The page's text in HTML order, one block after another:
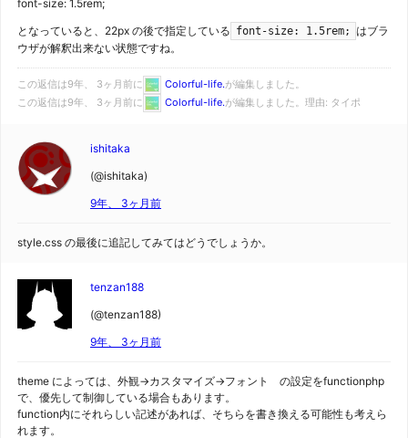
font-size: 1.5rem;
となっていると、22px の後で指定している font-size: 1.5rem; はブラ
ウザが解釈出来ない状態ですね。
この返信は9年、 3ヶ月前に Colorful-life.が編集しました。
この返信は9年、 3ヶ月前に
Colorful-life.が編集しました。理由: タイポ
ishitaka
(@ishitaka)
9年、 3ヶ月前
style.css の最後に追記してみてはどうでしょうか。
tenzan188
(@tenzan188)
9年、 3ヶ月前
theme によっては、外観→カスタマイズ→フォント の設定をfunctionphp
で、優先して制御している場合もあります。
function内にそれらしい記述があれば、そちらを書き換える可能性も考えら
れます。